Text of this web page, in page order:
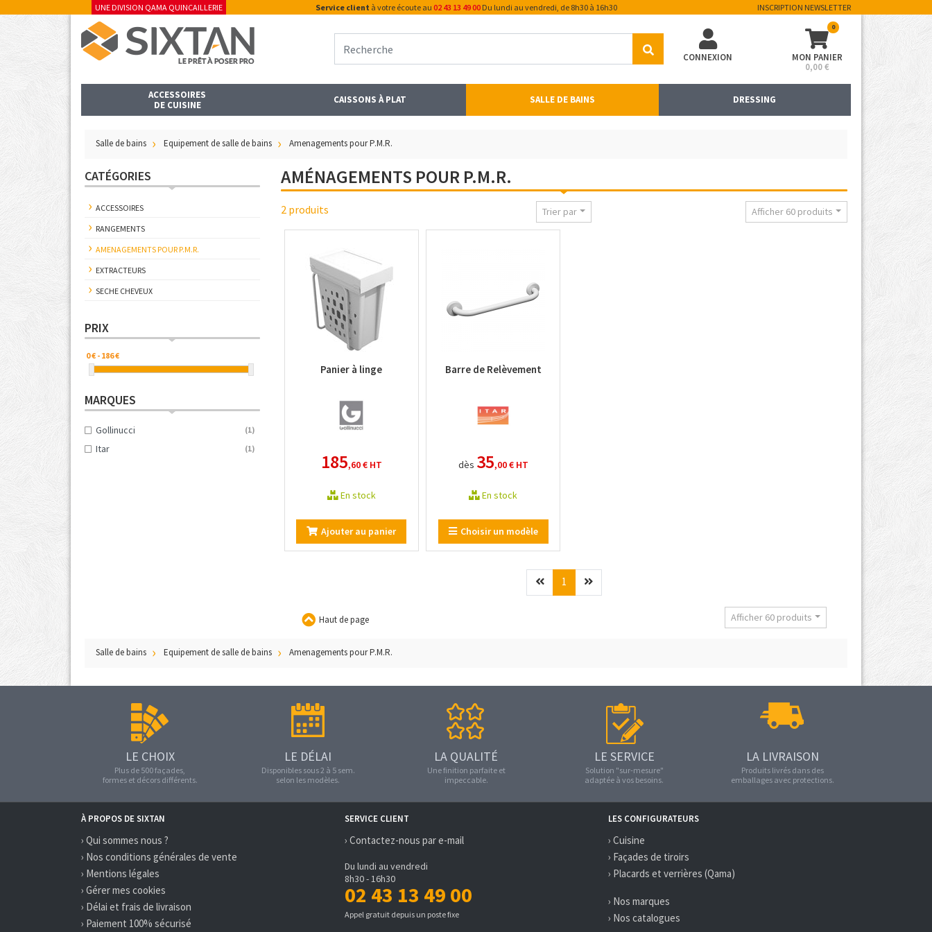
UNE DIVISION QAMA QUINCAILLERIE Service client à votre écoute au 02 43 13 49 00Du lundi au vendredi, de 8h30 à 16h30 INSCRIPTION NEWSLETTER
CONNEXION
0
MON PANIER
0,00 €
ACCESSOIRES
DE CUISINE
CAISSONS À PLAT SALLE DE BAINS DRESSING
Salle de bains Equipement de salle de bains Amenagements pour P.M.R.
CATÉGORIES
ACCESSOIRES
RANGEMENTS
AMENAGEMENTS POUR P.M.R.
EXTRACTEURS
SECHE CHEVEUX
PRIX
MARQUES
Gollinucci (1)
Itar (1)
AMÉNAGEMENTS POUR P.M.R.
2 produits Trier par Afficher 60 produits
Panier à linge
185,60 €HT
En stock
Ajouter au panier
Barre de Relèvement
dès 35,00 €HT
En stock
Choisir un modèle
Précédent
1(current)Suivant
Haut de page Afficher 60 produits
Salle de bains Equipement de salle de bains Amenagements pour P.M.R.
LE CHOIX
Plus de 500 façades,
formes et décors différents.
LE DÉLAI
Disponibles sous 2 à 5 sem.
selon les modèles.
LA QUALITÉ
Une finition parfaite et
impeccable.
LE SERVICE
Solution "sur-mesure"
adaptée à vos besoins.
LA LIVRAISON
Produits livrés dans des
emballages avec protections.
À PROPOS DE SIXTAN
› Qui sommes nous ?
› Nos conditions générales de vente
› Mentions légales
› Gérer mes cookies
› Délai et frais de livraison
› Paiement 100% sécurisé
SERVICE CLIENT
› Contactez-nous par e-mail
Du lundi au vendredi
8h30 - 16h30
02 43 13 49 00
Appel gratuit depuis un poste fixe
LES CONFIGURATEURS
› Cuisine
› Façades de tiroirs
› Placards et verrières (Qama)
› Nos marques
› Nos catalogues